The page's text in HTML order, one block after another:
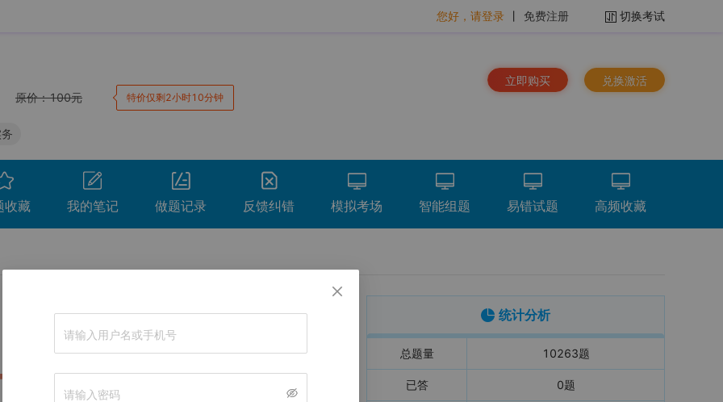
您好，请登录 丨 免费注册 切换考试
原价：100元 特价仅剩2小时10分钟
立即购买 兑换激活
收藏 我的笔记 做题记录 反馈纠错 模拟考场 智能组题 易错试题 高频收藏
统计分析
总题量 10263题
已答 0题
。
用时 得分 重做